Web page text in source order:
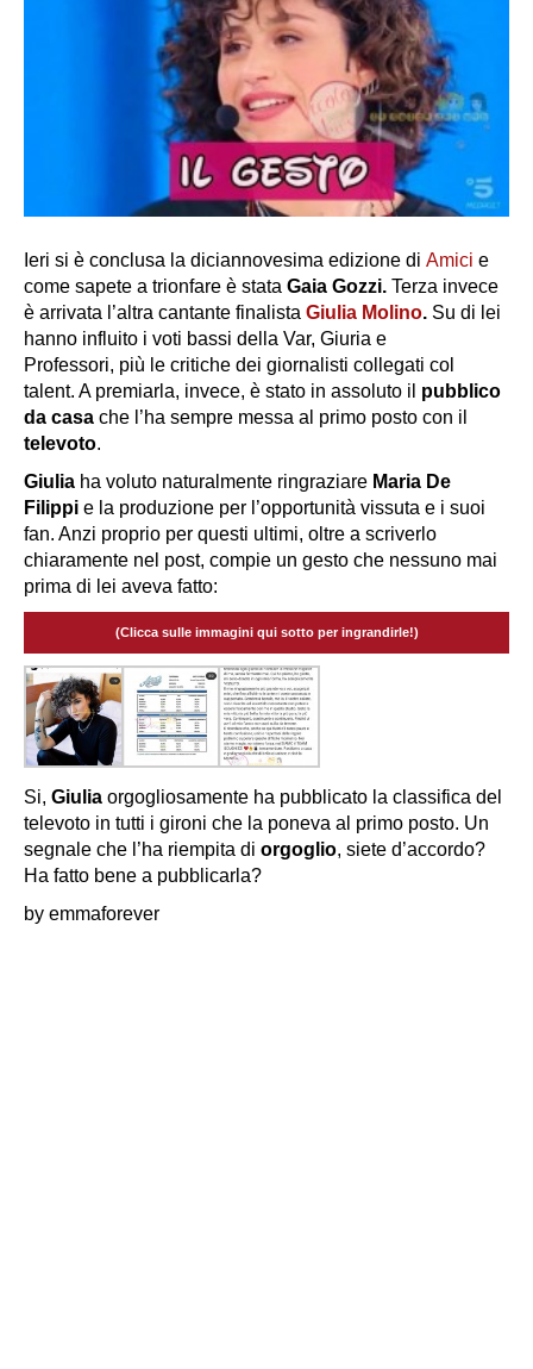
Ieri si è conclusa la diciannovesima edizione di Amici e
come sapete a trionfare è stata Gaia Gozzi. Terza invece
è arrivata l’altra cantante finalista Giulia Molino. Su di lei
hanno influito i voti bassi della Var, Giuria e
Professori, più le critiche dei giornalisti collegati col
talent. A premiarla, invece, è stato in assoluto il pubblico
da casa che l’ha sempre messa al primo posto con il
televoto.
Giulia ha voluto naturalmente ringraziare Maria De
Filippi e la produzione per l’opportunità vissuta e i suoi
fan. Anzi proprio per questi ultimi, oltre a scriverlo
chiaramente nel post, compie un gesto che nessuno mai
prima di lei aveva fatto:
(Clicca sulle immagini qui sotto per ingrandirle!)
Si, Giulia orgogliosamente ha pubblicato la classifica del
televoto in tutti i gironi che la poneva al primo posto. Un
segnale che l’ha riempita di orgoglio, siete d’accordo?
Ha fatto bene a pubblicarla?
by emmaforever